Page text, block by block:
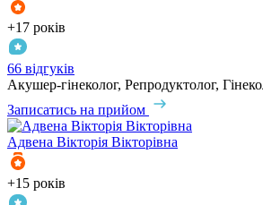
+17 років
66 відгуків
Акушер-гінеколог, Репродуктолог,
Записатись на прийом
Адвена Вікторія Вікторівна
+15 років